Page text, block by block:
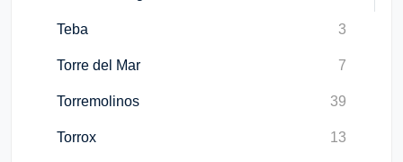
Teba 3
Torre del Mar 7
Torremolinos 39
Torrox 13